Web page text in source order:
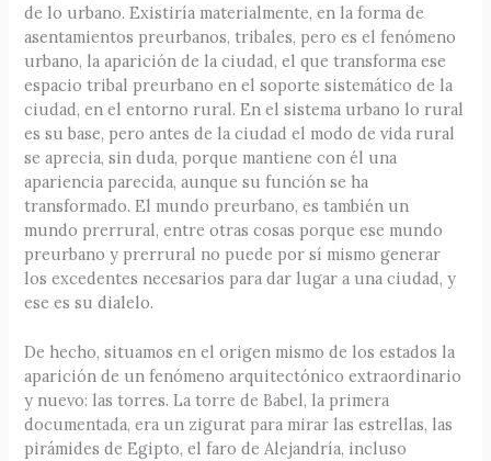
de lo urbano. Existiría materialmente, en la forma de
asentamientos preurbanos, tribales, pero es el fenómeno
urbano, la aparición de la ciudad, el que transforma ese
espacio tribal preurbano en el soporte sistemático de la
ciudad, en el entorno rural. En el sistema urbano lo rural
es su base, pero antes de la ciudad el modo de vida rural
se aprecia, sin duda, porque mantiene con él una
apariencia parecida, aunque su función se ha
transformado. El mundo preurbano, es también un
mundo prerrural, entre otras cosas porque ese mundo
preurbano y prerrural no puede por sí mismo generar
los excedentes necesarios para dar lugar a una ciudad, y
ese es su dialelo.
De hecho, situamos en el origen mismo de los estados la
aparición de un fenómeno arquitectónico extraordinario
y nuevo: las torres. La torre de Babel, la primera
documentada, era un zigurat para mirar las estrellas, las
pirámides de Egipto, el faro de Alejandría, incluso